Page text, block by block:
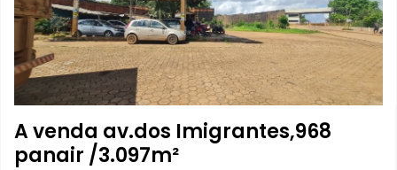
A venda av.dos Imigrantes,968
panair /3.097m²